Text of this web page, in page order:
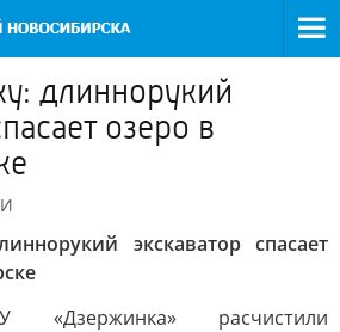
длиннорукий
озеро в
экскаватор спасает
«Дзержинка» расчистили